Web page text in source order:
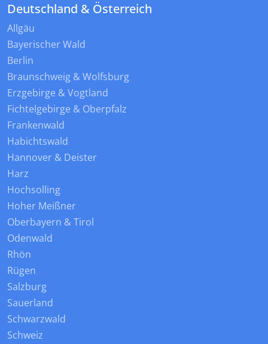
Deutschland & Österreich
Allgäu
Bayerischer Wald
Berlin
Braunschweig & Wolfsburg
Erzgebirge & Vogtland
Fichtelgebirge & Oberpfalz
Frankenwald
Habichtswald
Hannover & Deister
Harz
Hochsolling
Hoher Meißner
Oberbayern & Tirol
Odenwald
Rhön
Rügen
Salzburg
Sauerland
Schwarzwald
Schweiz